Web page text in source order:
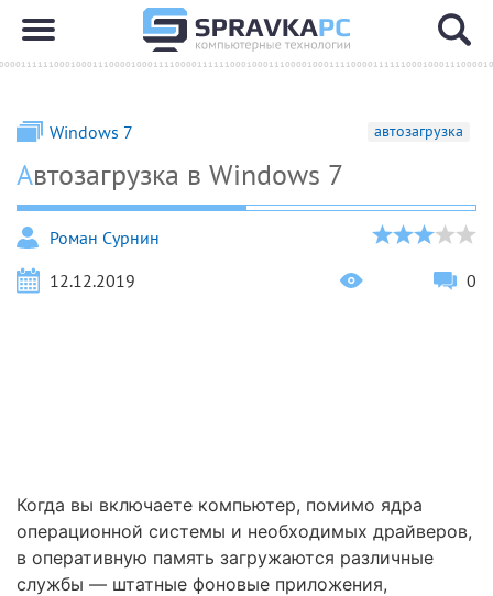
Windows 7 автозагрузка
Автозагрузка в Windows 7
Роман Сурнин
12.12.2019
0
Когда вы включаете компьютер, помимо ядра
операционной системы и необходимых драйверов,
в оперативную память загружаются различные
службы — штатные фоновые приложения,